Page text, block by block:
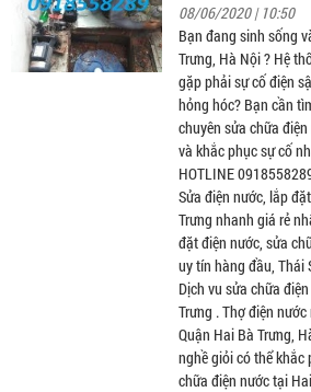
08/06/2020 | 10:50
Bạn đang sinh sống
Trưng, Hà Nội ? Hệ
gặp phải sự cố điện
hỏng hóc? Bạn cần
chuyên sửa chữa
và khắc phục sự cố
HOTLINE
Sửa điện nước, lắp
Trưng nhanh giá rẻ
đặt điện nước, sửa
uy tín hàng đầu, Thái
Dịch vu sửa chữa
Trưng . Thợ điện
Quận Hai Bà Trưng,
nghề giỏi có thể khắc
chữa điện nước tại